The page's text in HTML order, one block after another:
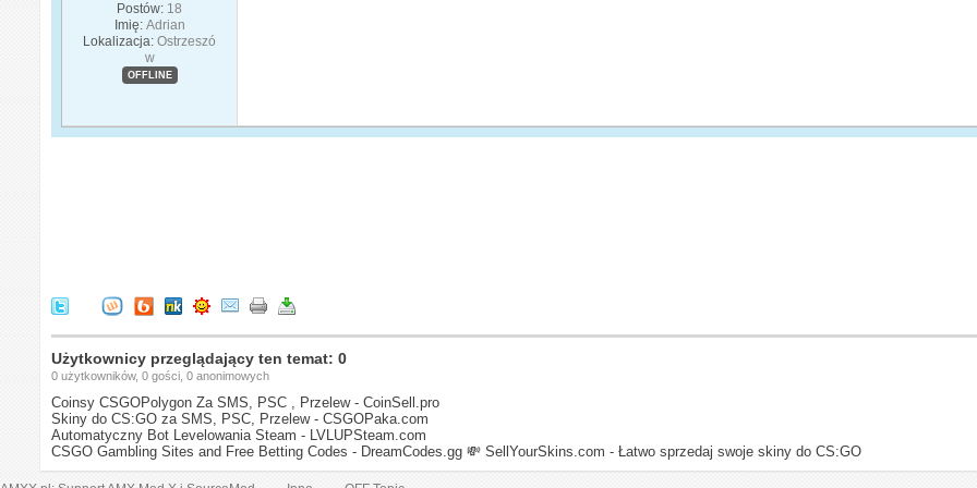
Postów: 18
Imię: Adrian
Lokalizacja: Ostrzeszó
w
OFFLINE
Użytkownicy przeglądający ten temat: 0
0 użytkowników, 0 gości, 0 anonimowych
Coinsy CSGOPolygon Za SMS, PSC , Przelew - CoinSell.pro
Skiny do CS:GO za SMS, PSC, Przelew - CSGOPaka.com
Automatyczny Bot Levelowania Steam - LVLUPSteam.com
CSGO Gambling Sites and Free Betting Codes - DreamCodes.gg 💸 SellYourSkins.com - Łatwo sprzedaj swoje skiny do CS:GO